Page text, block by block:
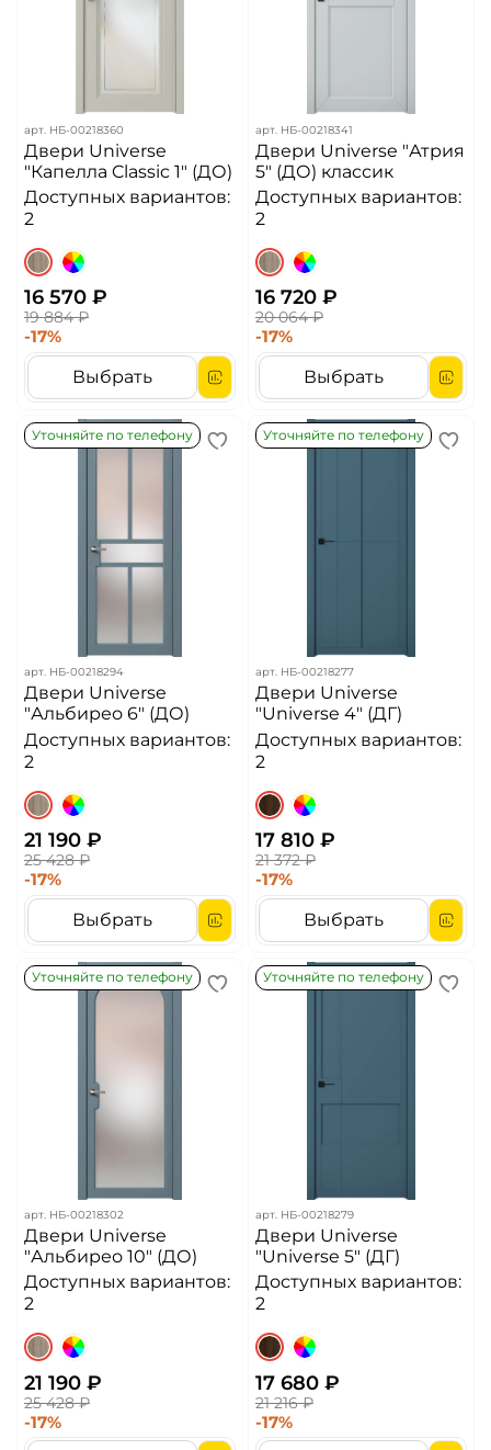
арт. НБ-00218360
Двери Universe
"Капелла Classic 1" (ДО)
Доступных вариантов:
2
16 570 ₽
19 884 ₽
-17%
Выбрать
арт. НБ-00218341
Двери Universe "Атрия
5" (ДО) классик
Доступных вариантов:
2
16 720 ₽
20 064 ₽
-17%
Выбрать
Уточняйте по телефону
арт. НБ-00218294
Двери Universe
"Альбирео 6" (ДО)
Доступных вариантов:
2
21 190 ₽
25 428 ₽
-17%
Выбрать
Уточняйте по телефону
арт. НБ-00218277
Двери Universe
"Universe 4" (ДГ)
Доступных вариантов:
2
17 810 ₽
21 372 ₽
-17%
Выбрать
Уточняйте по телефону
арт. НБ-00218302
Двери Universe
"Альбирео 10" (ДО)
Доступных вариантов:
2
21 190 ₽
25 428 ₽
-17%
Уточняйте по телефону
арт. НБ-00218279
Двери Universe
"Universe 5" (ДГ)
Доступных вариантов:
2
17 680 ₽
21 216 ₽
-17%